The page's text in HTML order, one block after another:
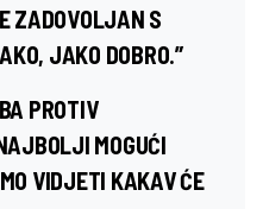
ZADOVOLJAN S
JAKO DOBRO.”
PROTIV
MOGUĆI
VIDJETI KAKAV ĆE